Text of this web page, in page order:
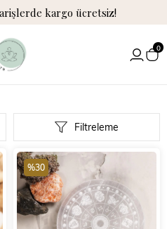
kargo ücretsiz!
0
Filtreleme
%30